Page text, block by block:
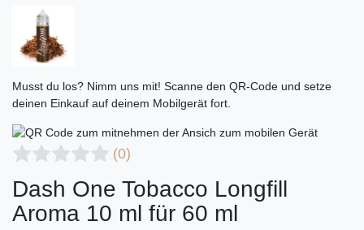
Musst du los? Nimm uns mit! Scanne den QR-Code und setze
deinen Einkauf auf deinem Mobilgerät fort.
(0)
Dash One Tobacco Longfill
Aroma 10 ml für 60 ml